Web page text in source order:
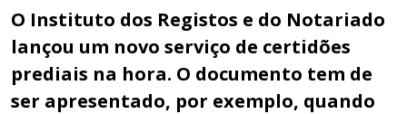
O Instituto dos Registos e do Notariado
lançou um novo serviço de certidões
prediais na hora. O documento tem de
ser apresentado, por exemplo, quando